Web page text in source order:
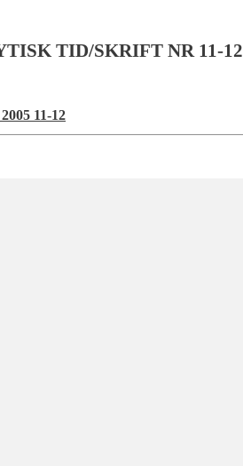
TID/SKRIFT NR 11-12
11-12